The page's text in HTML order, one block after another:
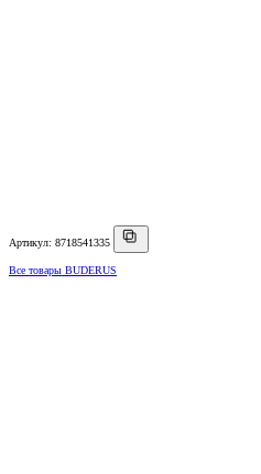
Артикул: 8718541335
Все товары BUDERUS